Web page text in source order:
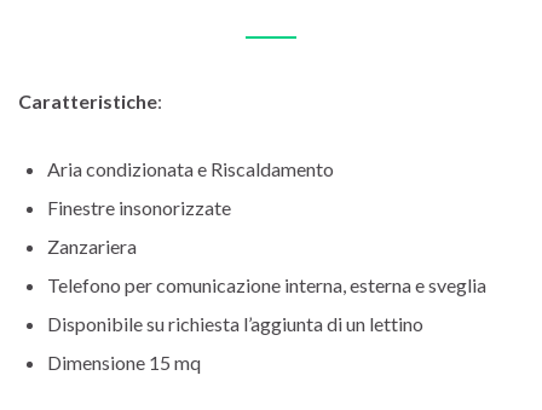
Caratteristiche:
Aria condizionata e Riscaldamento
Finestre insonorizzate
Zanzariera
Telefono per comunicazione interna, esterna e sveglia
Disponibile su richiesta l’aggiunta di un lettino
Dimensione 15 mq